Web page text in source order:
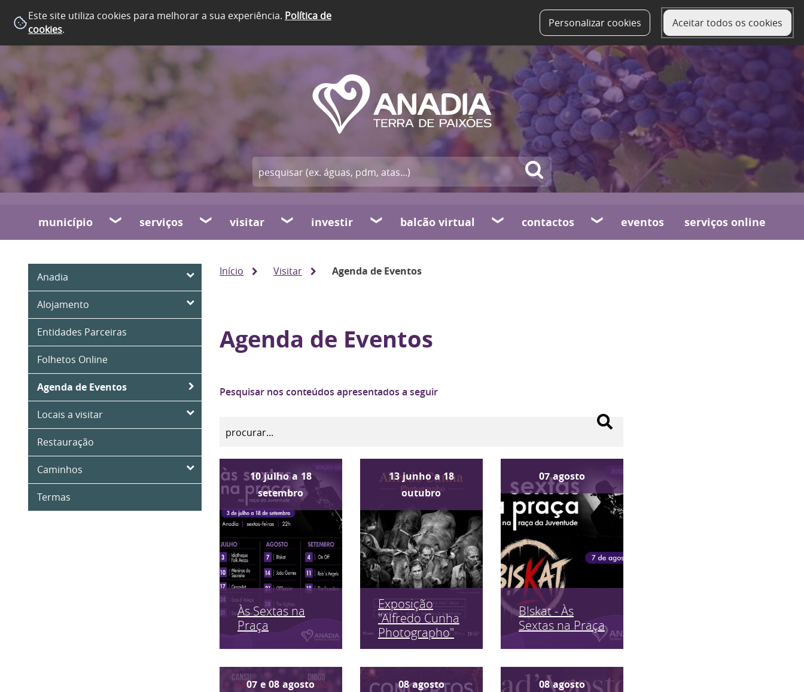
Este site utiliza cookies para melhorar a sua experiência. Política de
cookies. Personalizar cookies Aceitar todos os cookies
município serviços visitar investir balcão virtual contactos eventos serviços online
Anadia
Alojamento
Entidades Parceiras
Folhetos Online
Agenda de Eventos
Locais a visitar
Restauração
Caminhos
Termas
Início Visitar Agenda de Eventos
Agenda de Eventos
Pesquisar nos conteúdos apresentados a seguir
10 julho a 18
setembro
Às Sextas na
Praça
13 junho a 18
outubro
Exposição
"Alfredo Cunha
Photographo"
07 agosto
B!skat - Às
Sextas na Praça
07 e 08 agosto 08 agosto 08 agosto